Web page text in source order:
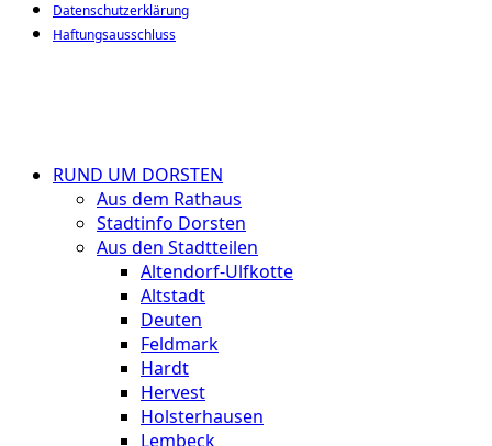
Datenschutzerklärung
Haftungsausschluss
RUND UM DORSTEN
Aus dem Rathaus
Stadtinfo Dorsten
Aus den Stadtteilen
Altendorf-Ulfkotte
Altstadt
Deuten
Feldmark
Hardt
Hervest
Holsterhausen
Lembeck